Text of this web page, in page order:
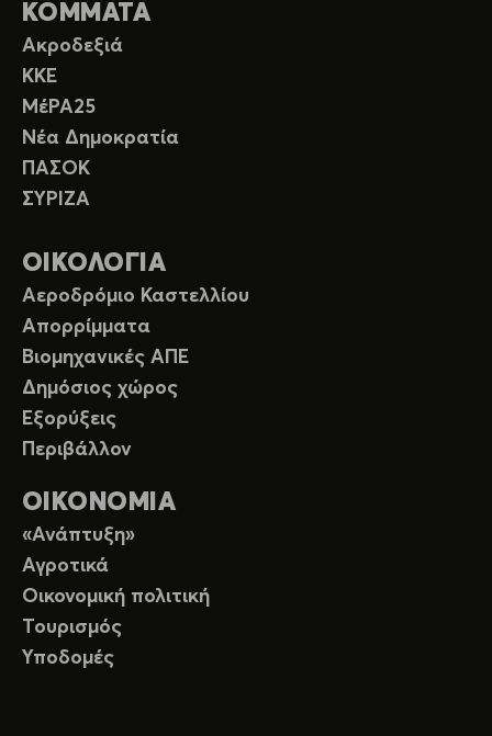
ΚΟΜΜΑΤΑ
Ακροδεξιά
ΚΚΕ
ΜέΡΑ25
Νέα Δημοκρατία
ΠΑΣΟΚ
ΣΥΡΙΖΑ
ΟΙΚΟΛΟΓΙΑ
Αεροδρόμιο Καστελλίου
Απορρίμματα
Βιομηχανικές ΑΠΕ
Δημόσιος χώρος
Εξορύξεις
Περιβάλλον
ΟΙΚΟΝΟΜΙΑ
«Ανάπτυξη»
Αγροτικά
Οικονομική πολιτική
Τουρισμός
Υποδομές